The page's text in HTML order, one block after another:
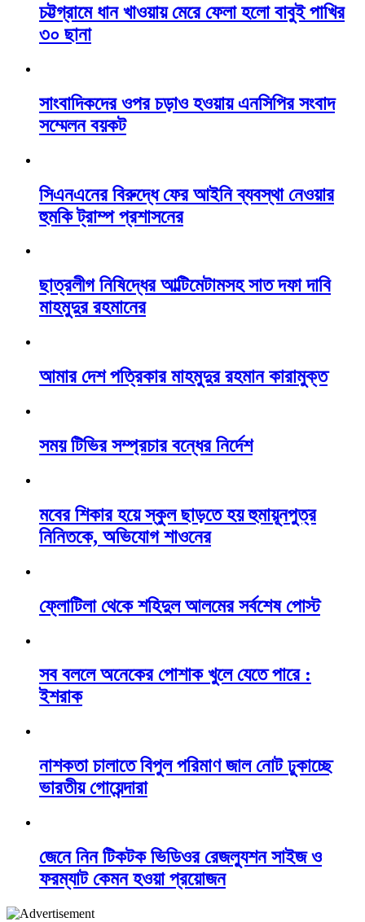
চট্টগ্রামে ধান খাওয়ায় মেরে ফেলা হলো বাবুই পাখির
৩০ ছানা
সাংবাদিকদের ওপর চড়াও হওয়ায় এনসিপির সংবাদ
সম্মেলন বয়কট
সিএনএনের বিরুদ্ধে ফের আইনি ব্যবস্থা নেওয়ার
হুমকি ট্রাম্প প্রশাসনের
ছাত্রলীগ নিষিদ্ধের আল্টিমেটামসহ সাত দফা দাবি
মাহমুদুর রহমানের
আমার দেশ পত্রিকার মাহমুদুর রহমান কারামুক্ত
সময় টিভির সম্প্রচার বন্ধের নির্দেশ
মবের শিকার হয়ে স্কুল ছাড়তে হয় হুমায়ূনপুত্র
নিনিতকে, অভিযোগ শাওনের
ফ্লোটিলা থেকে শহিদুল আলমের সর্বশেষ পোস্ট
সব বললে অনেকের পোশাক খুলে যেতে পারে :
ইশরাক
নাশকতা চালাতে বিপুল পরিমাণ জাল নোট ঢুকাচ্ছে
ভারতীয় গোয়েন্দারা
জেনে নিন টিকটক ভিডিওর রেজল্যুশন সাইজ ও
ফরম্যাট কেমন হওয়া প্রয়োজন